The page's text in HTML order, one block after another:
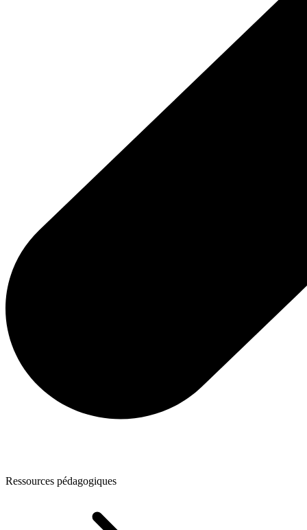
Ressources pédagogiques